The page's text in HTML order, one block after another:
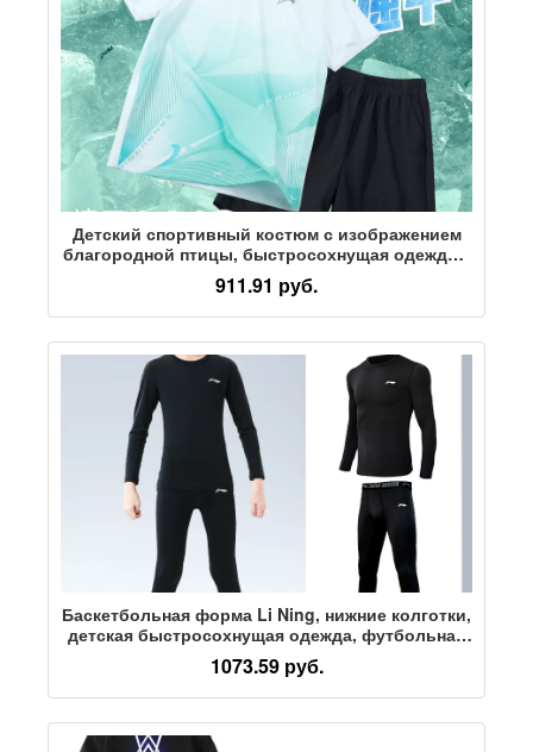
Детский спортивный костюм с изображением
благородной птицы, быстросохнущая одежда с
короткими рукавами для мальчиков, новинка
2026 года, летняя спортивная одежда для
девочек, летняя одежда для больших детей
911.91 руб.
Баскетбольная форма Li Ning, нижние колготки,
детская быстросохнущая одежда, футбольная
форма для мальчиков, спортивные костюмы
для бега
1073.59 руб.